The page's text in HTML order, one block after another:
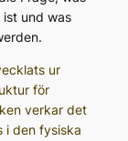
ist und was
ur
för
verkar det
i den fysiska